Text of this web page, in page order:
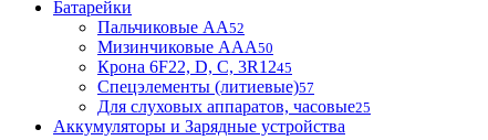
Батарейки
Пальчиковые АА52
Мизинчиковые ААА50
Крона 6F22, D, C, 3R1245
Спецэлементы (литиевые)57
Для слуховых аппаратов, часовые25
Аккумуляторы и Зарядные устройства